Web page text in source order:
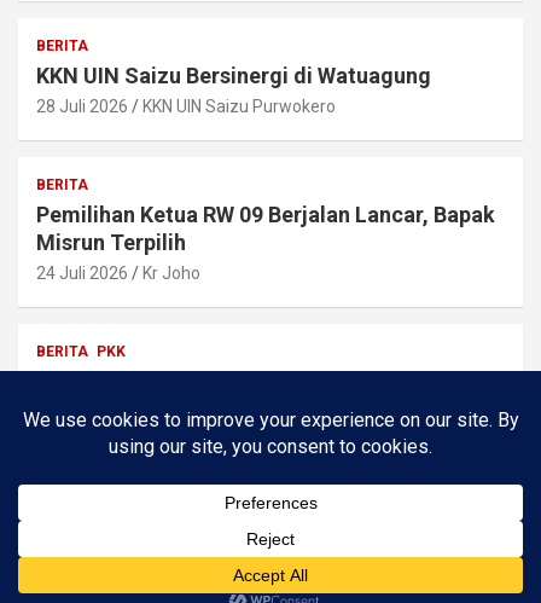
BERITA
KKN UIN Saizu Bersinergi di Watuagung
28 Juli 2026 KKN UIN Saizu Purwokero
BERITA
Pemilihan Ketua RW 09 Berjalan Lancar, Bapak
Misrun Terpilih
24 Juli 2026 Kr Joho
BERITA PKK
SAIZU PURWOKERTO
24 Juli 2026 Dzakiyyah Balqis
Copyright © 2026Watuagung.ID Theme by:Theme Horse
Proudly Powered by:WordPress